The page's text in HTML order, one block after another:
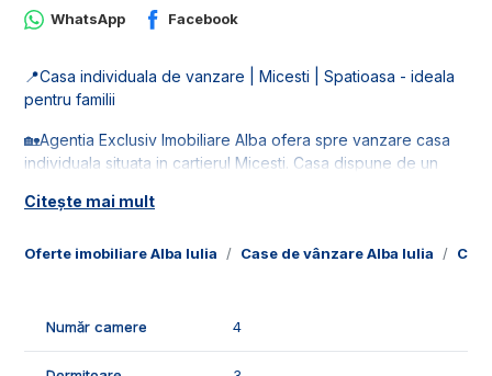
Oferte imobiliare Alba Iulia Case de vânzare Alba Iulia
WhatsApp Facebook
📍Casa individuala de vanzare | Micesti | Spatioasa - ideala
pentru familii
🏡Agentia Exclusiv Imobiliare Alba ofera spre vanzare casa
individuala situata in cartierul Micesti. Casa dispune de un
si canalizare.
- etaj: 1 hol, 3 dormitoare, 1 baie, 1 balcon.
Citește mai mult
Număr camere 4